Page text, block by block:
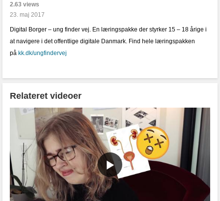
2.63 views
23. maj 2017
Digital Borger – ung finder vej. En læringspakke der styrker 15 – 18 årige i
at navigere i det offentlige digitale Danmark. Find hele læringspakken
på kk.dk/ungfindervej
Relateret videoer